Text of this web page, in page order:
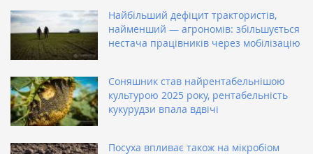
Найбільший дефіцит трактористів,
найменший — агрономів: збільшується
нестача працівників через мобілізацію
Соняшник став найрентабельнішою
культурою 2025 року, рентабельність
кукурудзи впала вдвічі
Посуха впливає також на мікробіом